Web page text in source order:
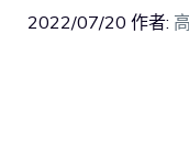
2022/07/20 作者: